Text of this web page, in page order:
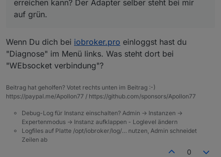
erreichen kann? Der Adapter selber steht bei mir
auf grün.
Wenn Du dich bei iobroker.pro einloggst hast du
"Diagnose" im Menü links. Was steht dort bei
"WEbsocket verbindung"?
Beitrag hat geholfen? Votet rechts unten im Beitrag :-)
https://paypal.me/Apollon77 / https://github.com/sponsors/Apollon77
Debug-Log für Instanz einschalten? Admin -> Instanzen ->
Expertenmodus -> Instanz aufklappen - Loglevel ändern
Logfiles auf Platte /opt/iobroker/log/… nutzen, Admin schneidet
Zeilen ab
0